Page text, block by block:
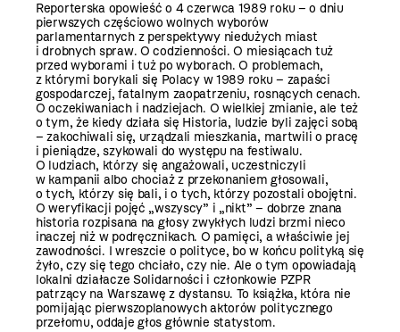
Reporterska opowieść o 4 czerwca 1989 roku – o dniu
pierwszych częściowo wolnych wyborów
parlamentarnych z perspektywy niedużych miast
i drobnych spraw. O codzienności. O miesiącach tuż
przed wyborami i tuż po wyborach. O problemach,
z którymi borykali się Polacy w 1989 roku – zapaści
gospodarczej, fatalnym zaopatrzeniu, rosnących cenach.
O oczekiwaniach i nadziejach. O wielkiej zmianie, ale też
o tym, że kiedy działa się Historia, ludzie byli zajęci sobą
– zakochiwali się, urządzali mieszkania, martwili o pracę
i pieniądze, szykowali do występu na festiwalu.
O ludziach, którzy się angażowali, uczestniczyli
w kampanii albo chociaż z przekonaniem głosowali,
o tych, którzy się bali, i o tych, którzy pozostali obojętni.
O weryfikacji pojęć „wszyscy” i „nikt” – dobrze znana
historia rozpisana na głosy zwykłych ludzi brzmi nieco
inaczej niż w podręcznikach. O pamięci, a właściwie jej
zawodności. I wreszcie o polityce, bo w końcu polityką się
żyło, czy się tego chciało, czy nie. Ale o tym opowiadają
lokalni działacze Solidarności i członkowie PZPR
patrzący na Warszawę z dystansu. To książka, która nie
pomijając pierwszoplanowych aktorów politycznego
przełomu, oddaje głos głównie statystom.